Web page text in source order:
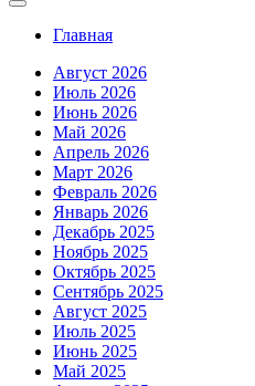
Главная
Август 2026
Июль 2026
Июнь 2026
Май 2026
Апрель 2026
Март 2026
Февраль 2026
Январь 2026
Декабрь 2025
Ноябрь 2025
Октябрь 2025
Сентябрь 2025
Август 2025
Июль 2025
Июнь 2025
Май 2025